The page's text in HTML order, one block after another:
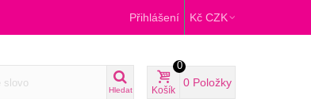
Přihlášení Kč CZK
Hledat Košík
0
0 Položky